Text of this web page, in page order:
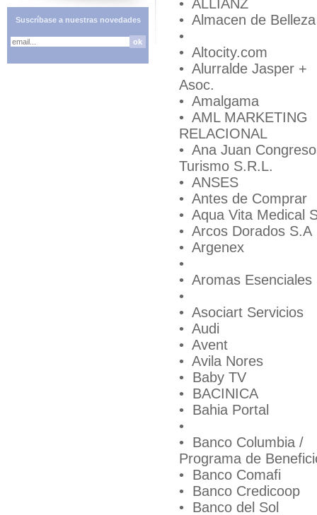
Suscríbase a nuestras novedades
• ALLIANZ
• Almacen de Belleza
•
• Altocity.com
• Alurralde Jasper +
Asoc.
• Amalgama
• AML MARKETING
RELACIONAL
• Ana Juan
Turismo S.R.L.
• ANSES
• Antes de Comprar
• Aqua Vita Medical
• Arcos Dorados S.A
• Argenex
•
• Aromas Esenciales
•
• Asociart Servicios
• Audi
• Avent
• Avila Nores
• Baby TV
• BACINICA
• Bahia Portal
•
• Banco Columbia /
Programa de
• Banco Comafi
• Banco Credicoop
• Banco del Sol